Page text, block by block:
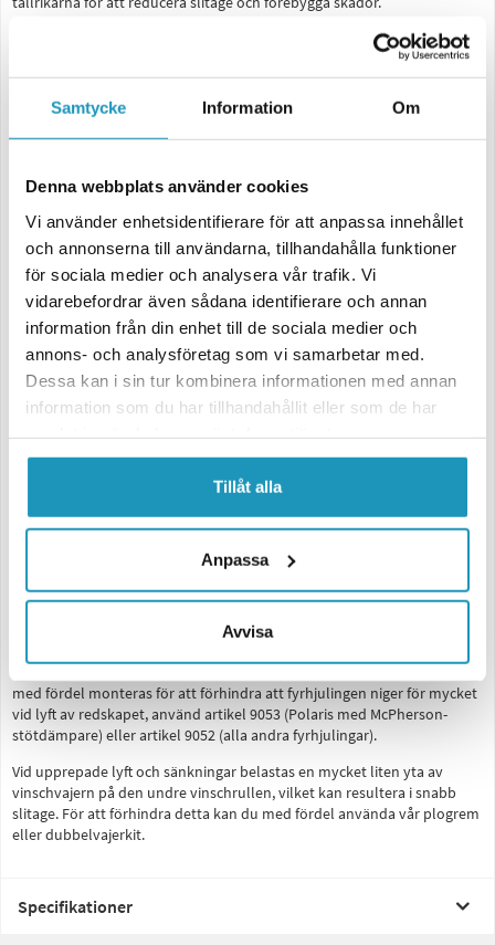
Samtycke Information Om
Denna webbplats använder cookies
Vi använder enhetsidentifierare för att anpassa innehållet
och annonserna till användarna, tillhandahålla funktioner
för sociala medier och analysera vår trafik. Vi
vidarebefordrar även sådana identifierare och annan
information från din enhet till de sociala medier och
annons- och analysföretag som vi samarbetar med.
Dessa kan i sin tur kombinera informationen med annan
information som du har tillhandahållit eller som de har
Tillåt alla
Anpassa
Avvisa
Frontklipparen drivs av en kraftig Briggs & Stratton Series 3 Intek 344
kubiks-motor med dragstart. Manövrering av gas sköts via ett reglage
på motorn.
Iron Baltic's frontklippare gör klippning av ängar och överväxta ytor
enkelt då du med lätthet manövrerar redskapet även i trånga
att höja upp maskinen med vinschen.
Montering:
Fäste:
OBS! - Fäste säljs separat! Frontklipparen monteras med samma typ av
fäste som en centrum-monterad snöplog – har din ATV plogfäste idag
kan du använda detta.
Saknar din ATV centrum plogfäste kompletterar du med detta.
Klipparen:
Monteras i fästet rakt under din ATV med två snabbsprintar. Du
använder vinschen fram på din ATV för att höja och sänka slaghacken
under transport.
Tack vare att frontklipparen monteras i ett fast fäste under maskinen
blir redskapet mycket stabilt och lättmanövrerat.
med fördel monteras för att förhindra att fyrhjulingen niger för mycket
vid lyft av redskapet, använd artikel 9053 (Polaris med McPherson-
stötdämpare) eller artikel 9052 (alla andra fyrhjulingar).
Vid upprepade lyft och sänkningar belastas en mycket liten yta av
vinschvajern på den undre vinschrullen, vilket kan resultera i snabb
slitage. För att förhindra detta kan du med fördel använda vår plogrem
eller dubbelvajerkit.
Specifikationer